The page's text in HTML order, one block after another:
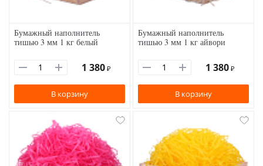
Бумажный наполнитель
тишью 3 мм 1 кг белый
1 380 ₽
В корзину
Бумажный наполнитель
тишью 3 мм 1 кг айвори
1 380 ₽
В корзину